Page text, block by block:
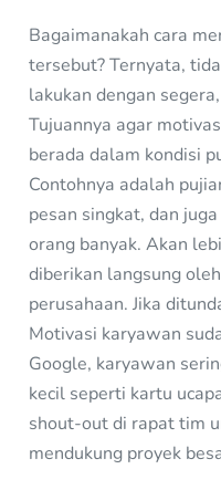
Bagaimanakah cara
tersebut? Ternyata,
lakukan dengan
Tujuannya agar
berada dalam kondisi
Contohnya adalah
pesan singkat, dan
orang banyak. Akan
diberikan langsung
perusahaan. Jika
Motivasi karyawan
Google, karyawan
kecil seperti kartu
shout-out di rapat tim
mendukung proyek